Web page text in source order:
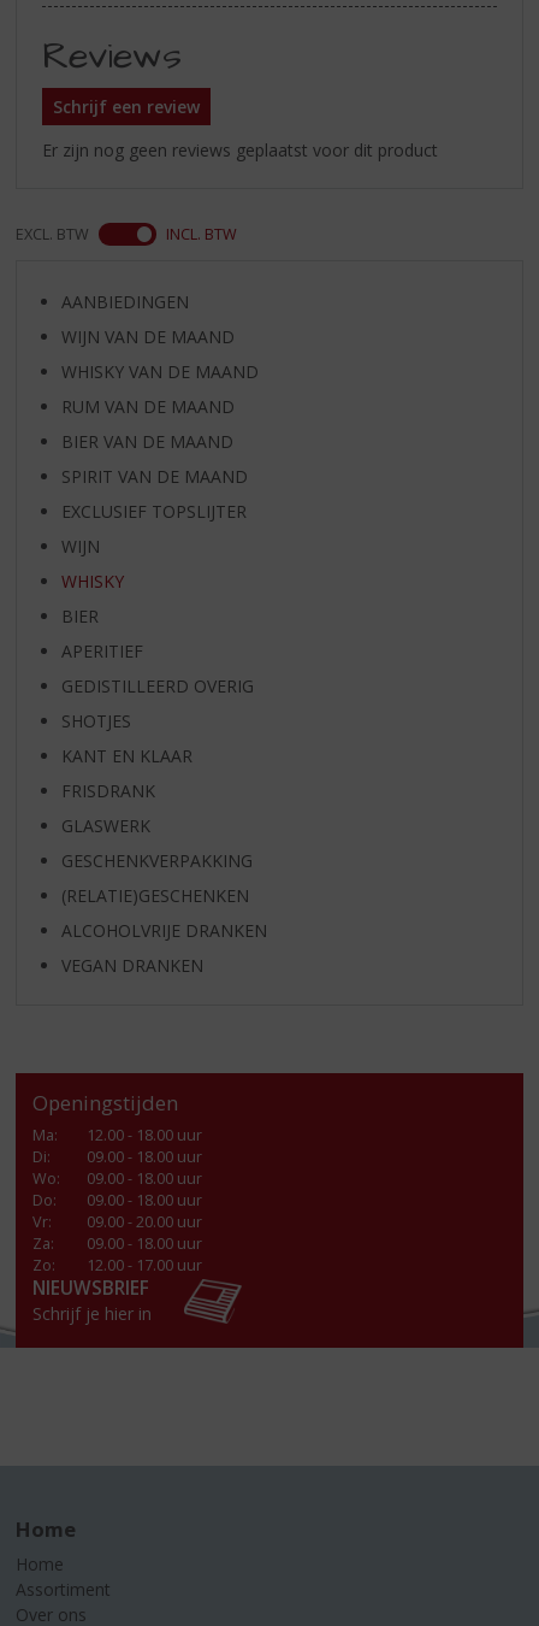
Reviews
Schrijf een review
Er zijn nog geen reviews geplaatst voor dit product
EXCL. BTW INCL. BTW
AANBIEDINGEN
WIJN VAN DE MAAND
WHISKY VAN DE MAAND
RUM VAN DE MAAND
BIER VAN DE MAAND
SPIRIT VAN DE MAAND
EXCLUSIEF TOPSLIJTER
WIJN
WHISKY
BIER
APERITIEF
GEDISTILLEERD OVERIG
SHOTJES
KANT EN KLAAR
FRISDRANK
GLASWERK
GESCHENKVERPAKKING
(RELATIE)GESCHENKEN
ALCOHOLVRIJE DRANKEN
VEGAN DRANKEN
Openingstijden
Ma:
12.00 - 18.00 uur
Di:
09.00 - 18.00 uur
Wo:
09.00 - 18.00 uur
Do:
09.00 - 18.00 uur
Vr:
09.00 - 20.00 uur
Za:
09.00 - 18.00 uur
Zo:
12.00 - 17.00 uur
NIEUWSBRIEF
Schrijf je hier in
Home
Home
Assortiment
Over ons